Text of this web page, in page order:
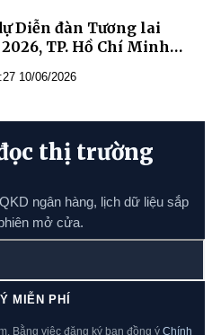
Diễn đàn Tương lai
TP. Hồ Chí Minh
hợp tác địa phương trong
10/06/2026
thị trường
ngân hàng, lịch dữ liệu sắp
mở cửa.
MIỄN PHÍ
Bằng việc đăng ký bạn đồng ý Chính